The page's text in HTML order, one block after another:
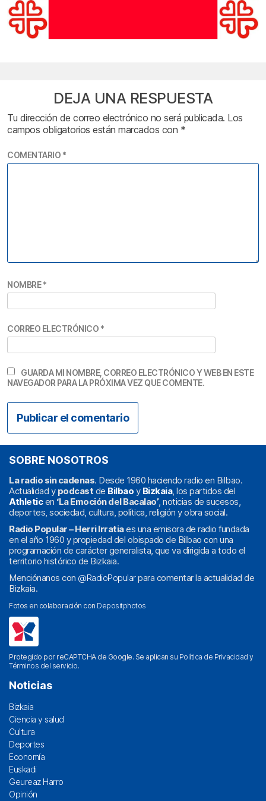
DEJA UNA RESPUESTA
Tu dirección de correo electrónico no será publicada. Los
campos obligatorios están marcados con *
COMENTARIO *
NOMBRE*
CORREO ELECTRÓNICO *
GUARDA MI NOMBRE, CORREO ELECTRÓNICO Y WEB EN ESTE
NAVEGADOR PARA LA PRÓXIMA VEZ QUE COMENTE.
SOBRE NOSOTROS
La radio sin cadenas. Desde 1960 haciendo radio en Bilbao.
Actualidad y podcast de Bilbao y Bizkaia, los partidos del
Athleticen ‘La Emoción del Bacalao’, noticias de sucesos,
deportes, sociedad, cultura, política, religión y obra social.
Radio Popular – Herri Irratiaes una emisora de radio fundada
en el año 1960 y propiedad del obispado de Bilbao con una
programación de carácter generalista, que va dirigida a todo el
territorio histórico de Bizkaia.
Menciónanos con @RadioPopularpara comentar la actualidad de
Bizkaia.
Fotos en colaboración con Depositphotos
Protegido por reCAPTCHA de Google. Se aplican su Política de Privacidad y
Términos del servicio.
Noticias
Bizkaia
Ciencia y salud
Cultura
Deportes
Economía
Euskadi
Geureaz Harro
Opinión